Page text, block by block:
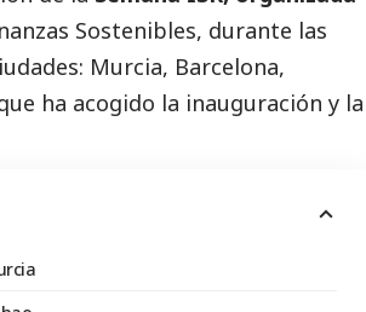
Sostenibles, durante las
Murcia, Barcelona,
ha acogido la inauguración y la